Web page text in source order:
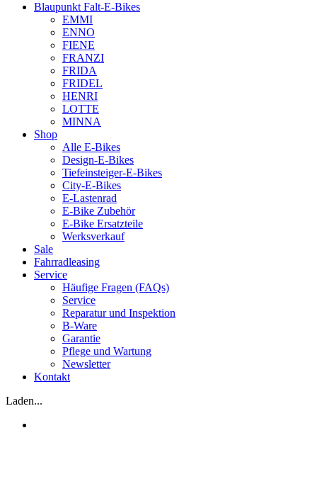
Blaupunkt Falt-E-Bikes
EMMI
ENNO
FIENE
FRANZI
FRIDA
FRIDEL
HENRI
LOTTE
MINNA
Shop
Alle E-Bikes
Design-E-Bikes
Tiefeinsteiger-E-Bikes
City-E-Bikes
E-Lastenrad
E-Bike Zubehör
E-Bike Ersatzteile
Werksverkauf
Sale
Fahrradleasing
Service
Häufige Fragen (FAQs)
Service
Reparatur und Inspektion
B-Ware
Garantie
Pflege und Wartung
Newsletter
Kontakt
Laden...